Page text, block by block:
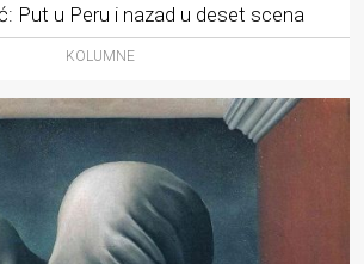
Put u Peru i nazad u deset scena
KOLUMNE